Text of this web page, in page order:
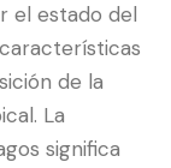
el estado del
de la
La
significa